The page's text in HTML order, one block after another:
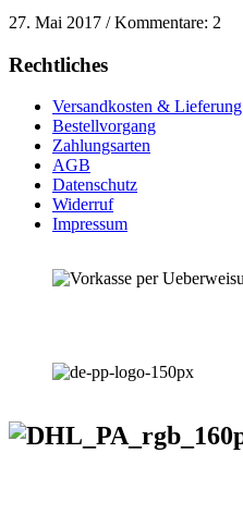
27. Mai 2017 /Kommentare: 2
Rechtliches
Versandkosten & Lieferung
Bestellvorgang
Zahlungsarten
AGB
Datenschutz
Widerruf
Impressum